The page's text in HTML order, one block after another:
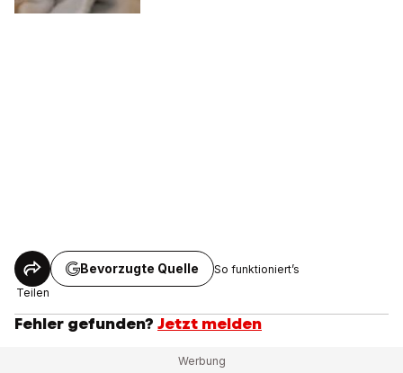
Teilen
Bevorzugte Quelle So funktioniert’s
Fehler gefunden? Jetzt melden